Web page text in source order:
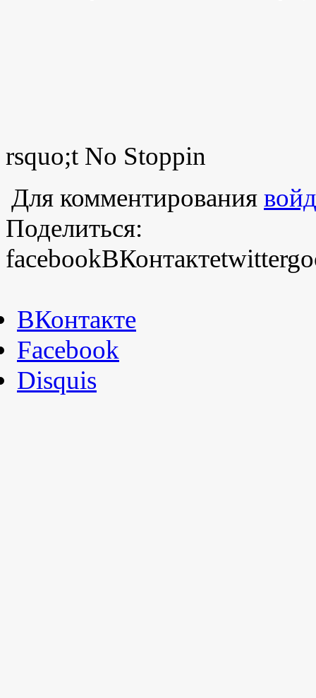
rsquo;t No Stoppin
Для комментирования
Поделиться:
facebookВКонтактеtwitter
ВКонтакте
Facebook
Disquis